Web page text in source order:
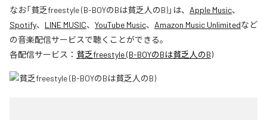
なお「貧乏freestyle (B-BOYのBは貧乏人のB)」は、 Apple Music、
Spotify、 LINE MUSIC、 YouTube Music、 Amazon Music Unlimitedなど
の音楽配信サービスで聴くことができる。
各配信サービス： 貧乏freestyle (B-BOYのBは貧乏人のB)